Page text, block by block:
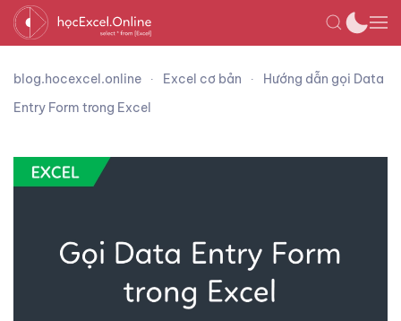
blog.hocexcel.online Excel cơ bản
Hướng dẫn gọi Data
Entry Form trong Excel